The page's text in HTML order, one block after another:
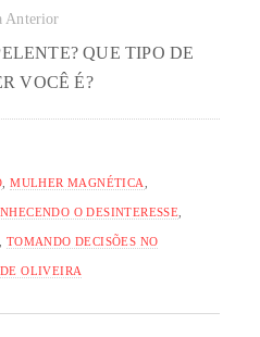
Anterior
QUE TIPO DE
VOCÊ É?
,MULHER MAGNÉTICA
O DESINTERESSE
TOMANDO DECISÕES NO
OLIVEIRA